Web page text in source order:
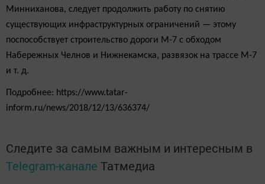
Минниханова, следует продолжить работу по снятию
существующих инфраструктурных ограничений — этому
поспособствует строительство дороги М-7 с обходом
Набережных Челнов и Нижнекамска, развязок на трассе М-7
и т. д.
Подробнее: https://www.tatar-
inform.ru/news/2018/12/13/636374/
Следите за самым важным и интересным в
Telegram-канале Татмедиа